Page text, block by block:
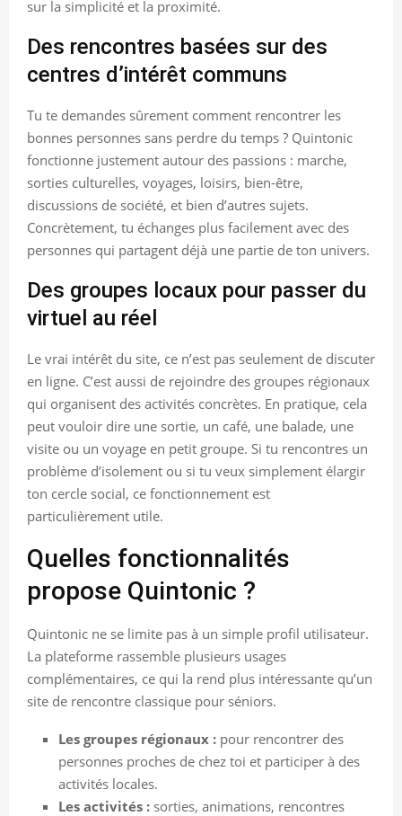
sur la simplicité et la proximité.
Des rencontres basées sur des
centres d’intérêt communs
Tu te demandes sûrement comment rencontrer les
bonnes personnes sans perdre du temps ? Quintonic
fonctionne justement autour des passions : marche,
sorties culturelles, voyages, loisirs, bien-être,
discussions de société, et bien d’autres sujets.
Concrètement, tu échanges plus facilement avec des
personnes qui partagent déjà une partie de ton univers.
Des groupes locaux pour passer du
virtuel au réel
Le vrai intérêt du site, ce n’est pas seulement de discuter
en ligne. C’est aussi de rejoindre des groupes régionaux
qui organisent des activités concrètes. En pratique, cela
peut vouloir dire une sortie, un café, une balade, une
visite ou un voyage en petit groupe. Si tu rencontres un
problème d’isolement ou si tu veux simplement élargir
ton cercle social, ce fonctionnement est
particulièrement utile.
Quelles fonctionnalités
propose Quintonic ?
Quintonic ne se limite pas à un simple profil utilisateur.
La plateforme rassemble plusieurs usages
complémentaires, ce qui la rend plus intéressante qu’un
site de rencontre classique pour séniors.
Les groupes régionaux : pour rencontrer des
personnes proches de chez toi et participer à des
activités locales.
Les activités : sorties, animations, rencontres